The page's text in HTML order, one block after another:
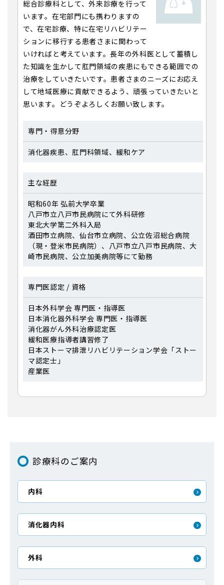
総合診療科として、外来診療を行って
います。在宅部門にも携わりますの
で、在宅診療、特に在宅リハビリテー
ションに移行する患者さまに関わって
いければと考えています。長年の外科医として蓄積し
た知識を生かして肛門領域の疾患にもできる範囲での
治療をしていきたいです。患者さまのニーズにお応え
して地域医療に貢献できるよう、頑張っていきたいと
思います。どうぞよろしくお願い致します。
専門・得意分野
消化器疾患、肛門科領域、緩和ケア
主な経歴
昭和60年 弘前大学卒業
八戸市立八戸市民病院にて外科研修
東北大学第二外科入局
酒田市立病院、仙台市立病院、公立佐沼総合病院
（現・登米市民病院）、八戸市立八戸市民病院、大
崎市民病院、公立加美病院等にて勤務
専門医認定 / 資格
日本外科学会 専門医・指導医
日本消化器外科学会 専門医・指導医
消化器がん外科治療認定医
緩和医療指導者講習修了
日本ストーマ排泄リハビリテーション学会「ストー
マ認定士」
産業医
診療科のご案内
内科
消化器内科
外科